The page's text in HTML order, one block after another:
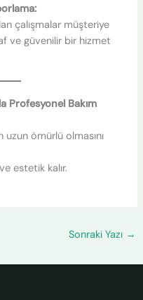
çalışmalar müşteriye
ve güvenilir bir hizmet
Profesyonel Bakım
ömürlü olmasını
estetik kalır.
Sonraki Yazı →